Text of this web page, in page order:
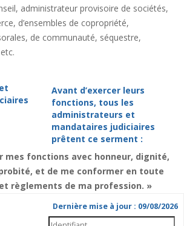
administrateur provisoire de sociétés,
d’ensembles de copropriété,
de communauté, séquestre,
Avant d’exercer leurs
fonctions, tous les
administrateurs et
mandataires judiciaires
prêtent ce serment :
mes fonctions avec honneur, dignité,
et de me conformer en toute
règlements de ma profession. »
Dernière mise à jour : 09/08/2026